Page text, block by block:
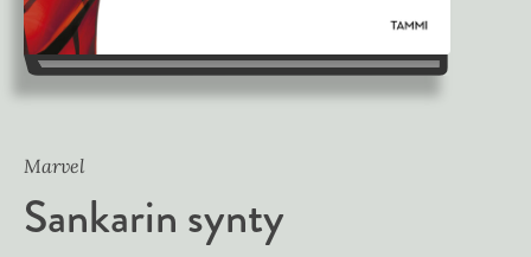
Marvel
Sankarin synty